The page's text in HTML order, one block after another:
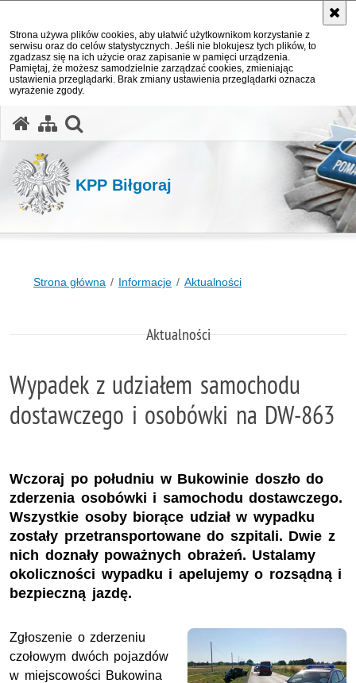
Strona używa plików cookies, aby ułatwić użytkownikom korzystanie z
serwisu oraz do celów statystycznych. Jeśli nie blokujesz tych plików, to
zgadzasz się na ich użycie oraz zapisanie w pamięci urządzenia.
Pamiętaj, że możesz samodzielnie zarządzać cookies, zmieniając
ustawienia przeglądarki. Brak zmiany ustawienia przeglądarki oznacza
wyrażenie zgody.
KPP Biłgoraj
Strona główna Informacje Aktualności
Aktualności
Wypadek z udziałem samochodu
dostawczego i osobówki na DW-863
Wczoraj po południu w Bukowinie doszło do
zderzenia osobówki i samochodu dostawczego.
Wszystkie osoby biorące udział w wypadku
zostały przetransportowane do szpitali. Dwie z
nich doznały poważnych obrażeń. Ustalamy
okoliczności wypadku i apelujemy o rozsądną i
bezpieczną jazdę.
Zgłoszenie o zderzeniu
czołowym dwóch pojazdów
w miejscowości Bukowina